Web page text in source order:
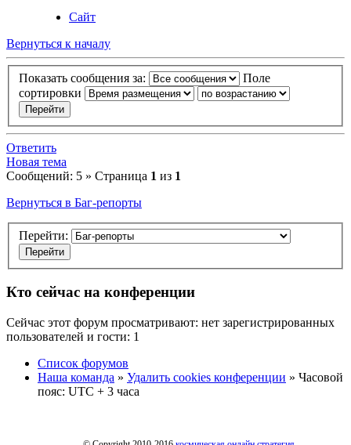
Сайт
Вернуться к началу
Показать сообщения за:
Поле
сортировки
Ответить
Новая тема
Сообщений: 5 » Страница 1 из 1
Вернуться в Баг-репорты
Перейти:
Кто сейчас на конференции
Сейчас этот форум просматривают: нет зарегистрированных
пользователей и гости: 1
Список форумов
Наша команда » Удалить cookies конференции » Часовой
пояс: UTC + 3 часа